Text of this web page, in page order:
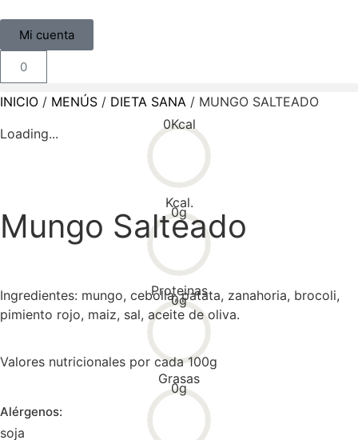
Mi cuenta
0
INICIO / MENÚS / DIETA SANA / MUNGO SALTEADO
Loading...
0Kcal
Kcal.
0g
Proteinas
0g
Grasas
0g
Mungo Salteado
Ingredientes: mungo, cebolla, patata, zanahoria, brocoli,
pimiento rojo, maiz, sal, aceite de oliva.
Valores nutricionales por cada 100g
Alérgenos:
soja